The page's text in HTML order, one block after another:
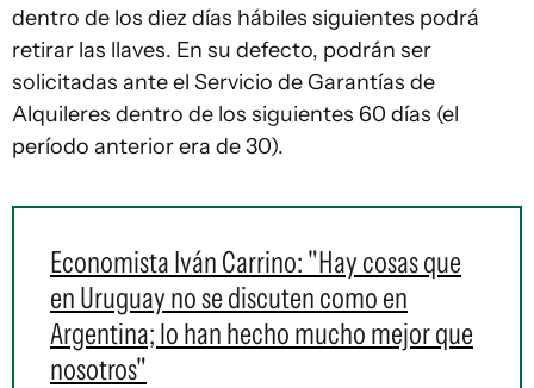
dentro de los diez días hábiles siguientes podrá
retirar las llaves. En su defecto, podrán ser
solicitadas ante el Servicio de Garantías de
Alquileres dentro de los siguientes 60 días (el
período anterior era de 30).
Economista Iván Carrino: "Hay cosas que
en Uruguay no se discuten como en
Argentina; lo han hecho mucho mejor que
nosotros"